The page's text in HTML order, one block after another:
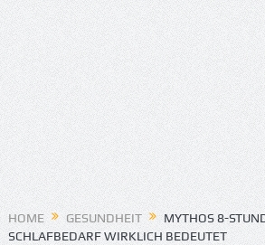
HOME GESUNDHEIT
MYTHOS 8-
SCHLAFBEDARF WIRKLICH BEDEUTET